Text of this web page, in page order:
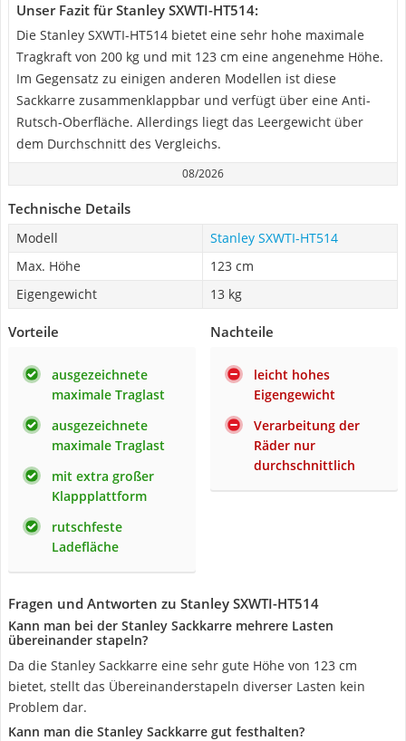
Unser Fazit für Stanley SXWTI-HT514:
Die Stanley SXWTI-HT514 bietet eine sehr hohe maximale
Tragkraft von 200 kg und mit 123 cm eine angenehme Höhe.
Im Gegensatz zu einigen anderen Modellen ist diese
Sackkarre zusammenklappbar und verfügt über eine Anti-
Rutsch-Oberfläche. Allerdings liegt das Leergewicht über
dem Durchschnitt des Vergleichs.
08/2026
Technische Details
Modell
Stanley SXWTI-HT514
Max. Höhe
123 cm
Eigengewicht
13 kg
Vorteile
ausgezeichnete
maximale Traglast
ausgezeichnete
maximale Traglast
mit extra großer
Klappplattform
rutschfeste
Ladefläche
Nachteile
leicht hohes
Eigengewicht
Verarbeitung der
Räder nur
durchschnittlich
Fragen und Antworten zu Stanley SXWTI-HT514
Kann man bei der Stanley Sackkarre mehrere Lasten
übereinander stapeln?
Da die Stanley Sackkarre eine sehr gute Höhe von 123 cm
bietet, stellt das Übereinanderstapeln diverser Lasten kein
Problem dar.
Kann man die Stanley Sackkarre gut festhalten?